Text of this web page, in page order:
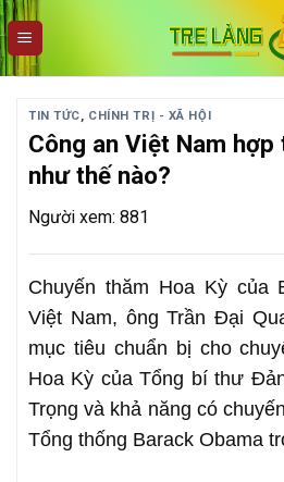
Skip
to
content
TIN TỨC, CHÍNH TRỊ - XÃ HỘI
Công an Việt Nam hợp
như thế nào?
Người xem: 881
Chuyến thăm Hoa Kỳ của
Việt Nam, ông Trần Đại
mục tiêu chuẩn bị cho
Hoa Kỳ của Tổng bí thư
Trọng và khả năng có
Tổng thống Barack Obama